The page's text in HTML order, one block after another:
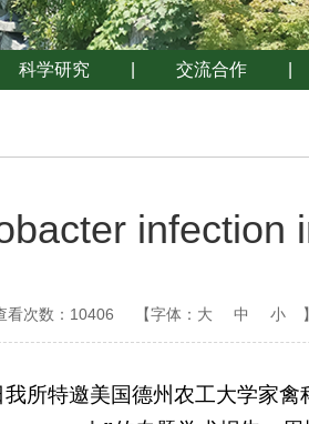
科学研究 交流合作
看次数：10406 【字体： 大 中 小 】
我所特邀美国德州农工大学家